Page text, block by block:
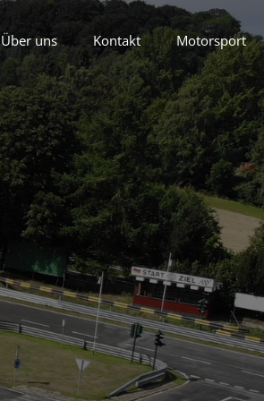
Über uns Kontakt Motorsport